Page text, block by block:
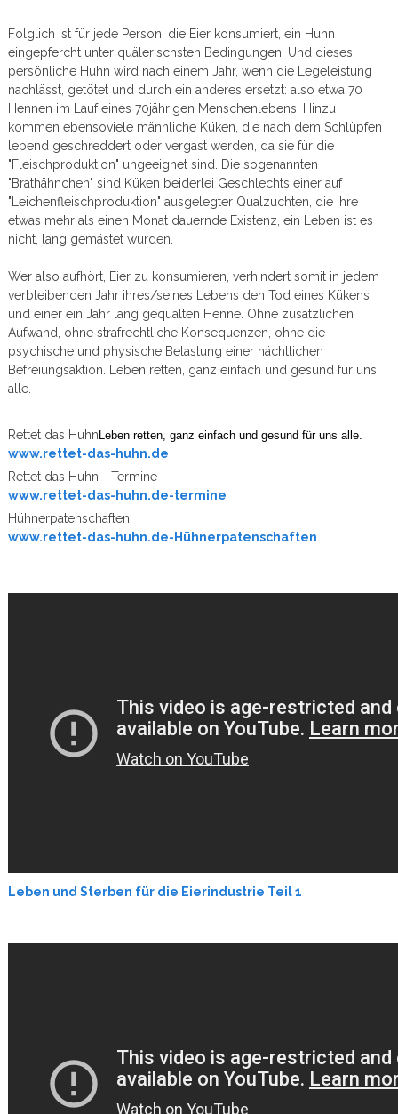
Folglich ist für jede Person, die Eier konsumiert, ein Huhn
eingepfercht unter quälerischsten Bedingungen. Und dieses
persönliche Huhn wird nach einem Jahr, wenn die Legeleistung
nachlässt, getötet und durch ein anderes ersetzt: also etwa 70
Hennen im Lauf eines 70jährigen Menschenlebens. Hinzu
kommen ebensoviele männliche Küken, die nach dem Schlüpfen
lebend geschreddert oder vergast werden, da sie für die
"Fleischproduktion" ungeeignet sind. Die sogenannten
"Brathähnchen" sind Küken beiderlei Geschlechts einer auf
"Leichenfleischproduktion" ausgelegter Qualzuchten, die ihre
etwas mehr als einen Monat dauernde Existenz, ein Leben ist es
nicht, lang gemästet wurden.
Wer also aufhört, Eier zu konsumieren, verhindert somit in jedem
verbleibenden Jahr ihres/seines Lebens den Tod eines Kükens
und einer ein Jahr lang gequälten Henne. Ohne zusätzlichen
Aufwand, ohne strafrechtliche Konsequenzen, ohne die
psychische und physische Belastung einer nächtlichen
Befreiungsaktion. Leben retten, ganz einfach und gesund für uns
alle.
Rettet das Huhn Leben retten, ganz einfach und gesund für uns alle.
www.rettet-das-huhn.de
Rettet das Huhn - Termine
www.rettet-das-huhn.de-termine
Hühnerpatenschaften
www.rettet-das-huhn.de-Hühnerpatenschaften
Leben und Sterben für die Eierindustrie Teil 1